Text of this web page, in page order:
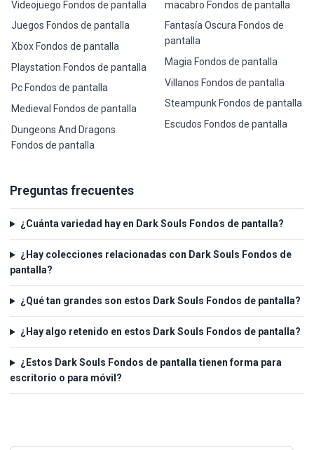
Videojuego Fondos de pantalla
Juegos Fondos de pantalla
Xbox Fondos de pantalla
Playstation Fondos de pantalla
Pc Fondos de pantalla
Medieval Fondos de pantalla
Dungeons And Dragons
Fondos de pantalla
macabro Fondos de pantalla
Fantasía Oscura Fondos de
pantalla
Magia Fondos de pantalla
Villanos Fondos de pantalla
Steampunk Fondos de pantalla
Escudos Fondos de pantalla
Preguntas frecuentes
¿Cuánta variedad hay en Dark Souls Fondos de pantalla?
¿Hay colecciones relacionadas con Dark Souls Fondos de
pantalla?
¿Qué tan grandes son estos Dark Souls Fondos de pantalla?
¿Hay algo retenido en estos Dark Souls Fondos de pantalla?
¿Estos Dark Souls Fondos de pantalla tienen forma para
escritorio o para móvil?